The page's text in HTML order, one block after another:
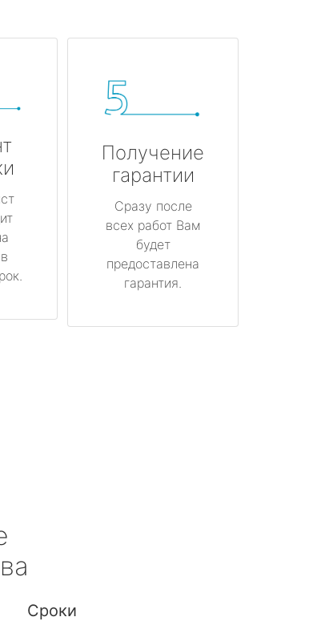
Получение
гарантии
Сразу после
всех работ Вам
будет
предоставлена
гарантия.
Сроки